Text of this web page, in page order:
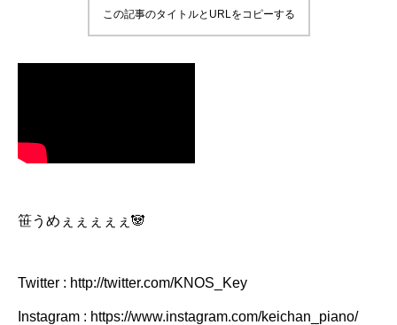
この記事のタイトルとURLをコピーする
笹うめぇぇぇぇぇ🐼
Twitter : http://twitter.com/KNOS_Key
Instagram : https://www.instagram.com/keichan_piano/